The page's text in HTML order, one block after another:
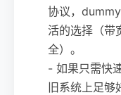
协议，
活的选择（带
全）。
- 如果只需快
旧系统上足够